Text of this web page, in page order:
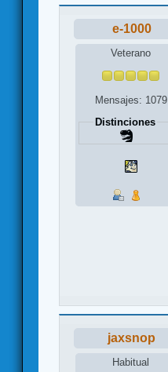
e-1000
Veterano
Mensajes: 1079
Distinciones
jaxsnop
Habitual